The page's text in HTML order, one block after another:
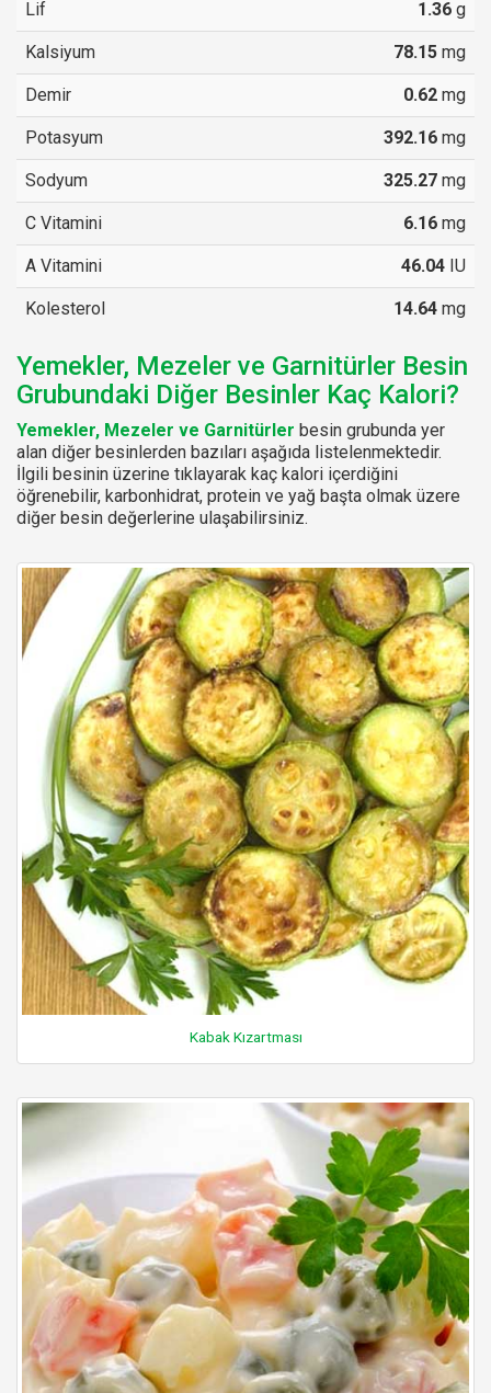
Lif 1.36 g
Kalsiyum 78.15 mg
Demir 0.62 mg
Potasyum 392.16 mg
Sodyum 325.27 mg
C Vitamini 6.16 mg
A Vitamini 46.04 IU
Kolesterol 14.64 mg
Yemekler, Mezeler ve Garnitürler Besin
Grubundaki Diğer Besinler Kaç Kalori?
Yemekler, Mezeler ve Garnitürler besin grubunda yer
alan diğer besinlerden bazıları aşağıda listelenmektedir.
İlgili besinin üzerine tıklayarak kaç kalori içerdiğini
öğrenebilir, karbonhidrat, protein ve yağ başta olmak üzere
diğer besin değerlerine ulaşabilirsiniz.
Kabak Kızartması